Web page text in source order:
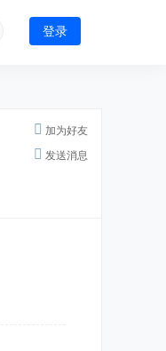
登录
加为好友
发送消息